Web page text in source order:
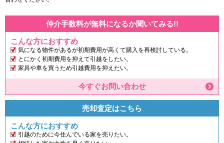
仲介手数料が無料になるか聞いてみる!!
こんな方におすすめ
気になる物件があるが初期費用が高くて購入を再検討している。
とにかく初期費用を抑えて引越をしたい。
家具や車を買うため引越費用を抑えたい。
今すぐお問い合わせ
売却査定はこちら
こんな方におすすめ
引越のために今住んでいる家を売りたい。